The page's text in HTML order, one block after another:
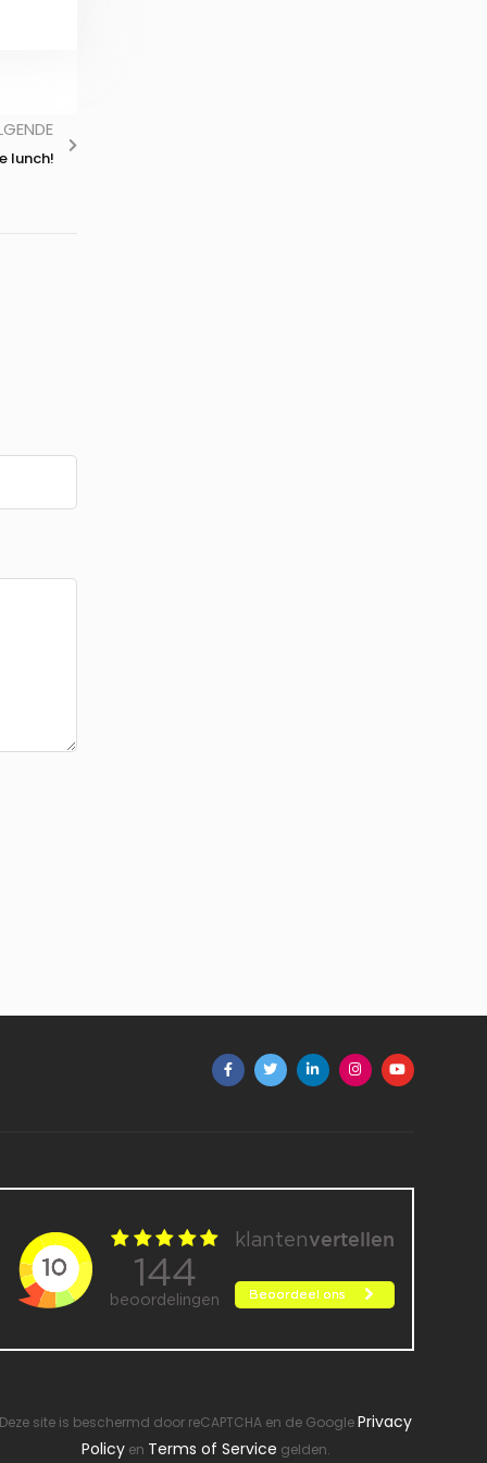
lunch!
Deze site is beschermd door reCAPTCHA en de GooglePrivacy
Policyen Terms of Service gelden.